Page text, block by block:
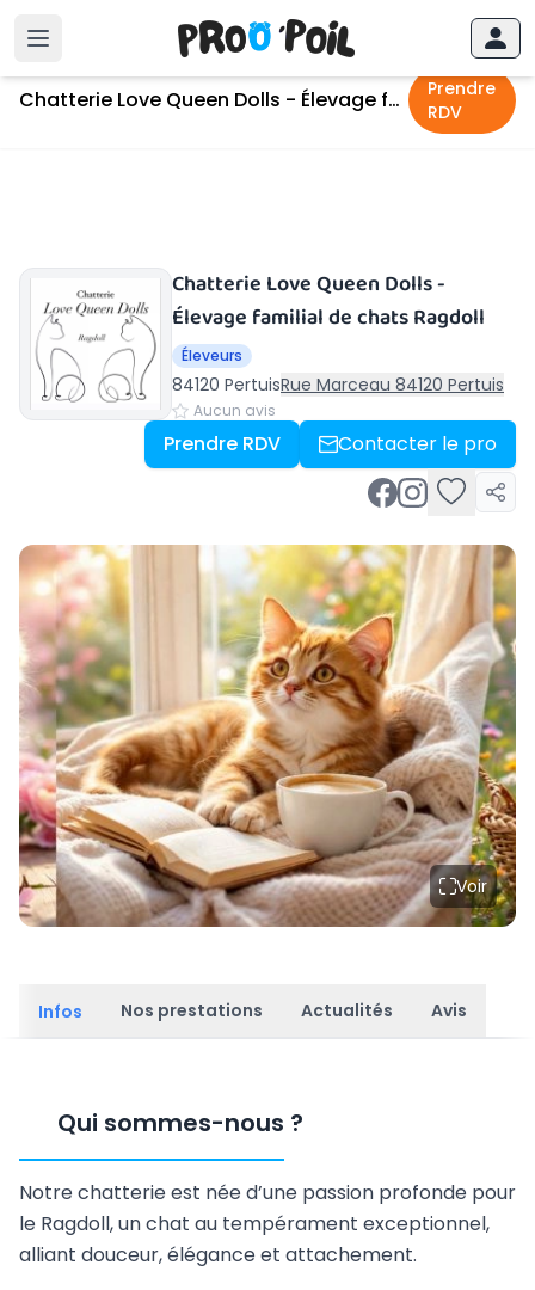
Accueil
Chatterie Love Queen Dolls - Élevage familial de chats Ragdoll
Prendre
RDV
Chatterie Love Queen Dolls -
Élevage familial de chats Ragdoll
Éleveurs
84120 PertuisRue Marceau 84120 Pertuis
Aucun avis
Prendre RDV Contacter le pro
Voir
Infos Nos prestations Actualités Avis
Qui sommes-nous ?
Notre chatterie est née d’une passion profonde pour
le Ragdoll, un chat au tempérament exceptionnel,
alliant douceur, élégance et attachement.